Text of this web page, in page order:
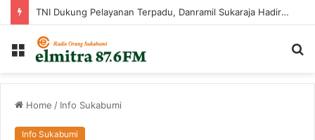
TNI Dukung Pelayanan Terpadu, Danramil Sukaraja Hadiri Rekam E-KTP, Pemeriksaan Mata, dan Bazar UMKM di Bojongsawah
Menu
Home / Info Sukabumi
Info Sukabumi